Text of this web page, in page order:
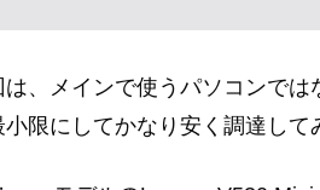
は、メインで使うパソコンで
小限にしてかなり安く調達して